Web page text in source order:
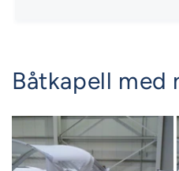
Båtkapell med